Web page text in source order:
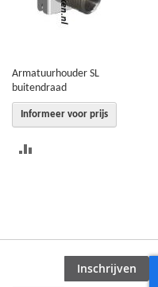
Armatuurhouder SL
buitendraad
Informeer voor prijs
Inschrijven